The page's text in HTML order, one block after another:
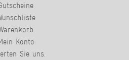
Konto
Sie uns.